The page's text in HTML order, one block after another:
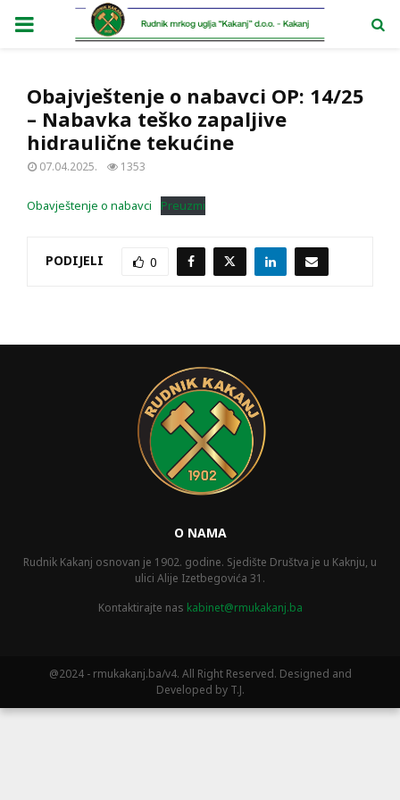
PRIMARY
Obajvještenje o nabavci OP: 14/25
– Nabavka teško zapaljive
hidraulične tekućine
07.04.2025. 1353
Obavještenje o nabavci Preuzmi
PODIJELI 0
O NAMA
Rudnik Kakanj osnovan je 1902. godine. Sjedište Društva je u Kaknju, u
ulici Alije Izetbegovića 31.
Kontaktirajte nas kabinet@rmukakanj.ba
@2024 - rmukakanj.ba/v4. All Right Reserved. Designed and
Developed by T.J.